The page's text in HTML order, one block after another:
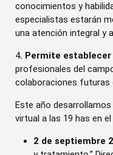
conocimientos y
especialistas estarán
una atención integral y
4. Permite
profesionales del
colaboraciones futuras
Este año desarrollamos
virtual a las 19 has en
2 de septiembre